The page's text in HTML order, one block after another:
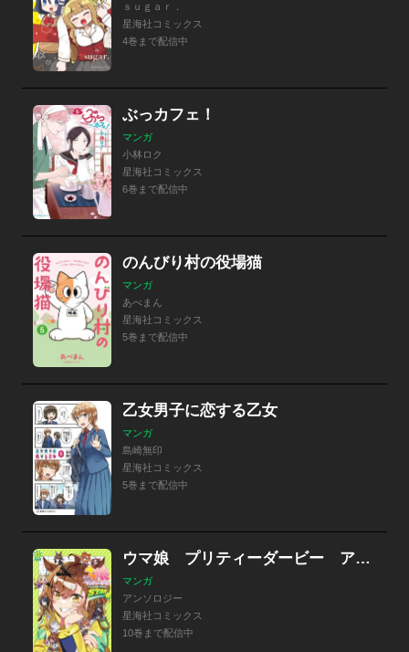
ｓｕｇａｒ．
星海社コミックス
4巻まで配信中
ぶっカフェ！
マンガ
小林ロク
星海社コミックス
6巻まで配信中
のんびり村の役場猫
マンガ
あべまん
星海社コミックス
5巻まで配信中
乙女男子に恋する乙女
マンガ
島崎無印
星海社コミックス
5巻まで配信中
ウマ娘 プリティーダービー アンソロジーコミック ＳＴＡＲ
マンガ
アンソロジー
星海社コミックス
10巻まで配信中